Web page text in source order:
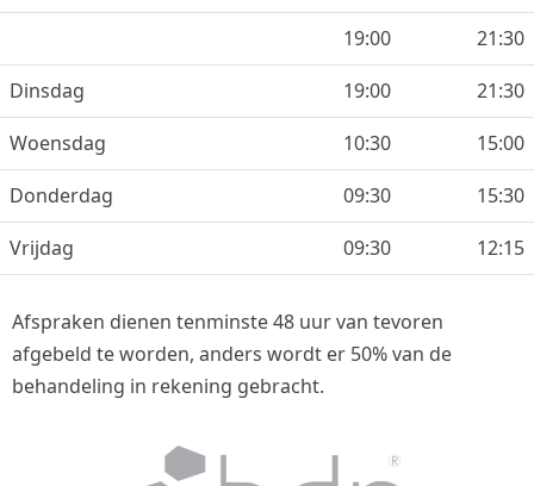
19:00
21:30
Dinsdag
19:00
21:30
Woensdag
10:30
15:00
Donderdag
09:30
15:30
Vrijdag
09:30 12:15
Afspraken dienen tenminste 48 uur van tevoren
afgebeld te worden, anders wordt er 50% van de
behandeling in rekening gebracht.